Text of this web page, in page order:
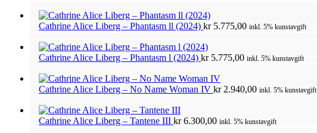
Cathrine Alice Liberg – Phantasm ll (2024) kr5.775,00 inkl. 5% kunstavgift
Cathrine Alice Liberg – Phantasm l (2024) kr5.775,00 inkl. 5% kunstavgift
Cathrine Alice Liberg – No Name Woman IV kr2.940,00 inkl. 5% kunstavgift
Cathrine Alice Liberg – Tantene III kr6.300,00 inkl. 5% kunstavgift